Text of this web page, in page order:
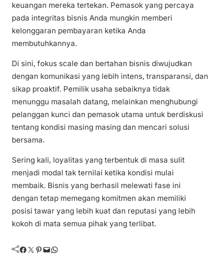
keuangan mereka tertekan. Pemasok yang percaya
pada integritas bisnis Anda mungkin memberi
kelonggaran pembayaran ketika Anda
membutuhkannya.
Di sini, fokus scale dan bertahan bisnis diwujudkan
dengan komunikasi yang lebih intens, transparansi, dan
sikap proaktif. Pemilik usaha sebaiknya tidak
menunggu masalah datang, melainkan menghubungi
pelanggan kunci dan pemasok utama untuk berdiskusi
tentang kondisi masing masing dan mencari solusi
bersama.
Sering kali, loyalitas yang terbentuk di masa sulit
menjadi modal tak ternilai ketika kondisi mulai
membaik. Bisnis yang berhasil melewati fase ini
dengan tetap memegang komitmen akan memiliki
posisi tawar yang lebih kuat dan reputasi yang lebih
kokoh di mata semua pihak yang terlibat.
Facebook Twitter Pinterest Mail WhatsApp